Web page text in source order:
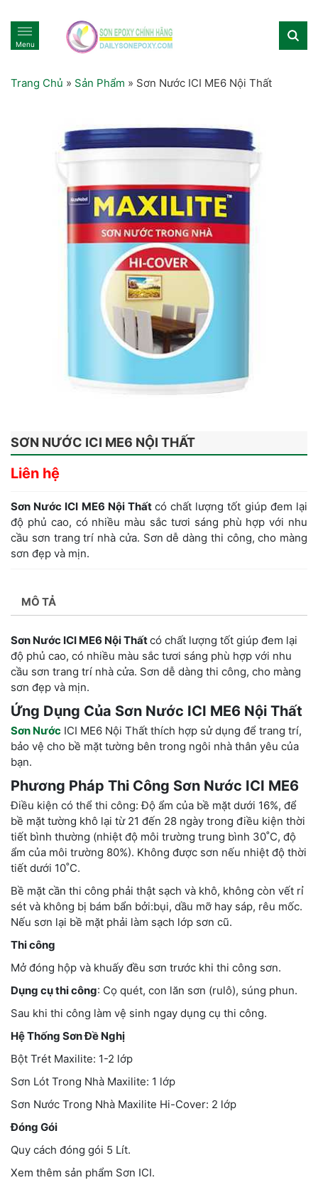
Menu
Trang Chủ » Sản Phẩm » Sơn Nước ICI ME6 Nội Thất
SƠN NƯỚC ICI ME6 NỘI THẤT
Liên hệ
Sơn Nước ICI ME6 Nội Thất có chất lượng tốt giúp đem lại
độ phủ cao, có nhiều màu sắc tươi sáng phù hợp với nhu
cầu sơn trang trí nhà cửa. Sơn dễ dàng thi công, cho màng
sơn đẹp và mịn.
MÔ TẢ
Sơn Nước ICI ME6 Nội Thấtcó chất lượng tốt giúp đem lại
độ phủ cao, có nhiều màu sắc tươi sáng phù hợp với nhu
cầu sơn trang trí nhà cửa. Sơn dễ dàng thi công, cho màng
sơn đẹp và mịn.
Ứng Dụng Của Sơn Nước ICI ME6 Nội Thất
Sơn Nước ICI ME6 Nội Thất thích hợp sử dụng để trang trí,
bảo vệ cho bề mặt tường bên trong ngôi nhà thân yêu của
bạn.
Phương Pháp Thi Công Sơn Nước ICI ME6
Điều kiện có thể thi công: Độ ẩm của bề mặt dưới 16%, để
bề mặt tường khô lại từ 21 đến 28 ngày trong điều kiện thời
tiết bình thường (nhiệt độ môi trường trung bình 30˚C, độ
ẩm của môi trường 80%). Không được sơn nếu nhiệt độ thời
tiết dưới 10˚C.
Bề mặt cần thi công phải thật sạch và khô, không còn vết rỉ
sét và không bị bám bẩn bởi:bụi, dầu mỡ hay sáp, rêu mốc.
Nếu sơn lại bề mặt phải làm sạch lớp sơn cũ.
Thi công
Mở đóng hộp và khuấy đều sơn trước khi thi công sơn.
Dụng cụ thi công: Cọ quét, con lăn sơn (rulô), súng phun.
Sau khi thi công làm vệ sinh ngay dụng cụ thi công.
Hệ Thống Sơn Đề Nghị
Bột Trét Maxilite: 1-2 lớp
Sơn Lót Trong Nhà Maxilite: 1 lớp
Sơn Nước Trong Nhà Maxilite Hi-Cover: 2 lớp
Đóng Gói
Quy cách đóng gói 5 Lít.
Xem thêm sản phẩm Sơn ICI.